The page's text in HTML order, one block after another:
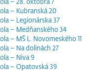
– Kubranská 20
– Legionárska 37
– Medňanského 34
– MŠ L. Novomeského 11
– Na dolinách 27
– Niva 9
– Opatovská 39